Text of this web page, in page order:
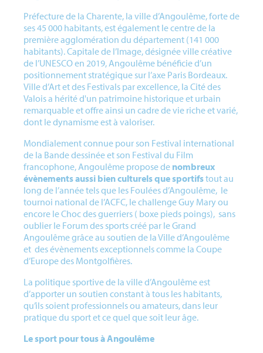
Préfecture de la Charente, la ville d’Angoulême, forte de
ses 45 000 habitants, est également le centre de la
première agglomération du département (141 000
habitants). Capitale de l’Image, désignée ville créative
de l’UNESCO en 2019, Angoulême bénéficie d’un
positionnement stratégique sur l’axe Paris Bordeaux.
Ville d’Art et des Festivals par excellence, la Cité des
Valois a hérité d'un patrimoine historique et urbain
remarquable et offre ainsi un cadre de vie riche et varié,
dont le dynamisme est à valoriser.
Mondialement connue pour son Festival international
de la Bande dessinée et son Festival du Film
francophone, Angoulême propose de nombreux
évènements aussi bien culturels que sportifstout au
long de l’année tels que les Foulées d’Angoulême, le
tournoi national de l’ACFC, le challenge Guy Mary ou
encore le Choc des guerriers ( boxe pieds poings), sans
oublier le Forum des sports créé par le Grand
Angoulême grâce au soutien de la Ville d’Angoulême
et des évènements exceptionnels comme la Coupe
d’Europe des Montgolfières.
La politique sportive de la ville d’Angoulême est
d’apporter un soutien constant à tous les habitants,
qu’ils soient professionnels ou amateurs, dans leur
pratique du sport et ce quel que soit leur âge.
Le sport pour tous à Angoulême